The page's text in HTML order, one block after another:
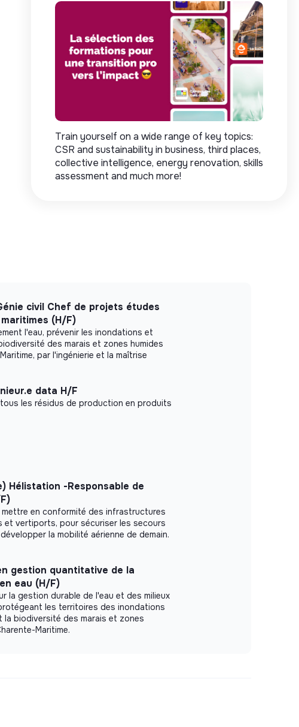
Train yourself on a wide range of key topics:
CSR and sustainability in business, third places,
collective intelligence, energy renovation, skills
assessment and much more!
civil Chef de projets études
(H/F)
l'eau, prévenir les inondations et
des marais et zones humides
par l'ingénierie et la maîtrise
data H/F
les résidus de production en produits
Hélistation -Responsable de
en conformité des infrastructures
et vertiports, pour sécuriser les secours
la mobilité aérienne de demain.
gestion quantitative de la
eau (H/F)
la gestion durable de l'eau et des milieux
les territoires des inondations
la biodiversité des marais et zones
Maritime.